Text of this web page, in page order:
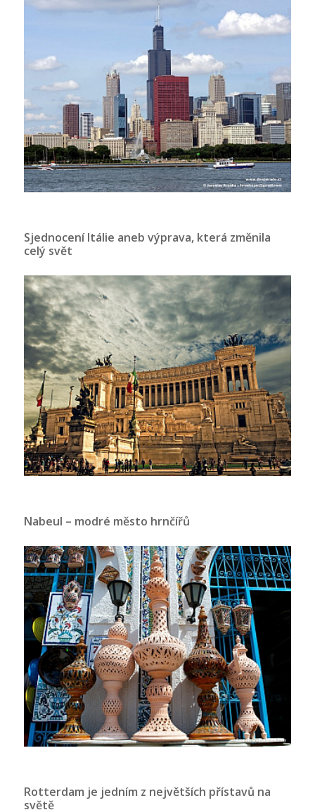
Sjednocení Itálie aneb výprava, která změnila
celý svět
Nabeul – modré město hrnčířů
Rotterdam je jedním z největších přístavů na
světě